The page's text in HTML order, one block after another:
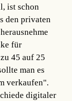
ist schon
den privaten
für
45 auf 25
man es
verkaufen".
digitaler